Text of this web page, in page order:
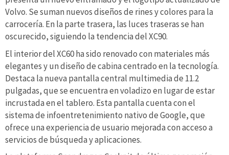
Volvo. Se suman nuevos diseños de rines y colores para la
carrocería. En la parte trasera, las luces traseras se han
oscurecido, siguiendo la tendencia del XC90.
El interior del XC60 ha sido renovado con materiales más
elegantes y un diseño de cabina centrado en la tecnología.
Destaca la nueva pantalla central multimedia de 11.2
pulgadas, que se encuentra en voladizo en lugar de estar
incrustada en el tablero. Esta pantalla cuenta con el
sistema de infoentretenimiento nativo de Google, que
ofrece una experiencia de usuario mejorada con acceso a
servicios de búsqueda y aplicaciones.